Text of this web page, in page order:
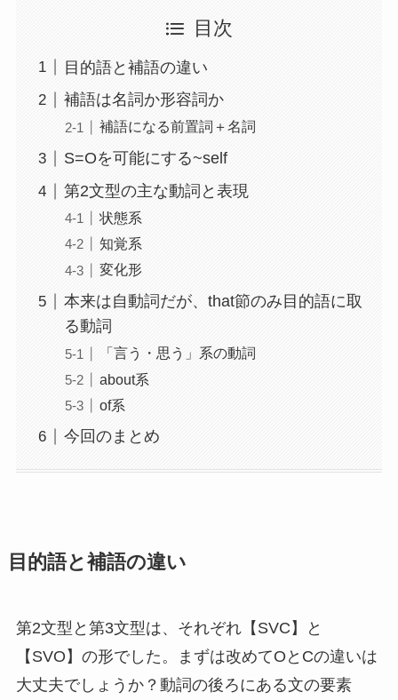
目次
目的語と補語の違い
補語は名詞か形容詞か
補語になる前置詞＋名詞
S=Oを可能にする~self
第2文型の主な動詞と表現
状態系
知覚系
変化形
本来は自動詞だが、that節のみ目的語に取
る動詞
「言う・思う」系の動詞
about系
of系
今回のまとめ
目的語と補語の違い
第2文型と第3文型は、それぞれ【SVC】と
【SVO】の形でした。まずは改めてOとCの違いは
大丈夫でしょうか？動詞の後ろにある文の要素